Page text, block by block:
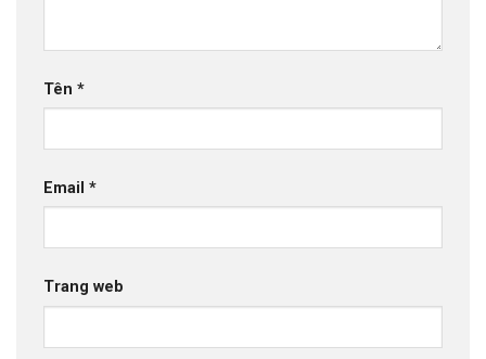
Tên *
Email *
Trang web